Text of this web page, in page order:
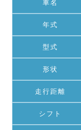
車名
年式
型式
形状
走行距離
シフト